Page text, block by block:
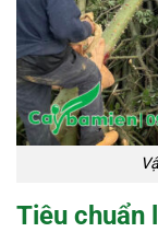
Tiêu chuẩn